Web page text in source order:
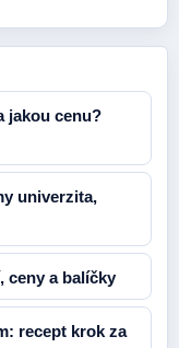
jakou cenu?
univerzita,
ceny a balíčky
recept krok za